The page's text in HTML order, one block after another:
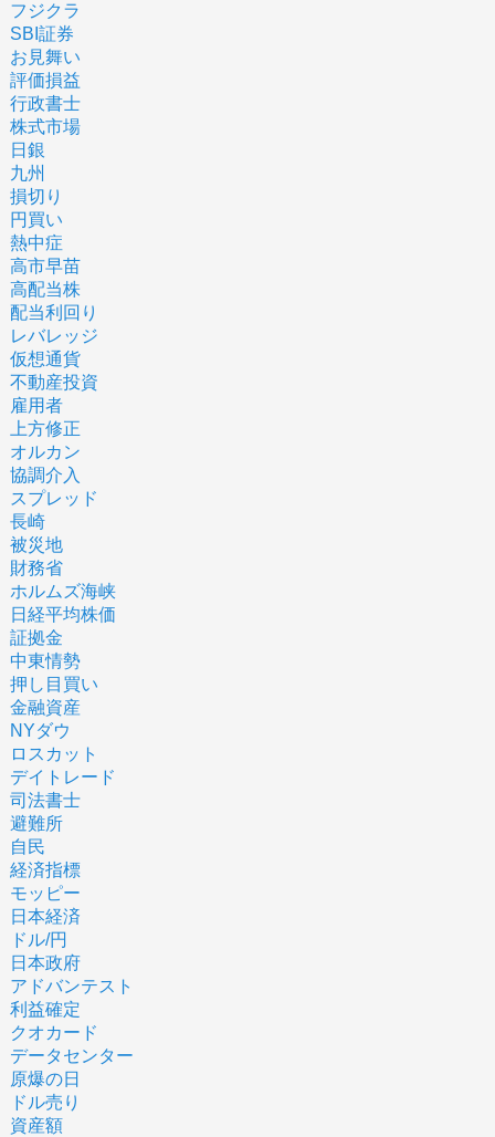
フジクラ
SBI証券
お見舞い
評価損益
行政書士
株式市場
日銀
九州
損切り
円買い
熱中症
高市早苗
高配当株
配当利回り
レバレッジ
仮想通貨
不動産投資
雇用者
上方修正
オルカン
協調介入
スプレッド
長崎
被災地
財務省
ホルムズ海峡
日経平均株価
証拠金
中東情勢
押し目買い
金融資産
NYダウ
ロスカット
デイトレード
司法書士
避難所
自民
経済指標
モッピー
日本経済
ドル/円
日本政府
アドバンテスト
利益確定
クオカード
データセンター
原爆の日
ドル売り
資産額